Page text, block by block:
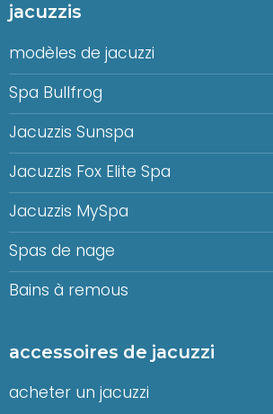
jacuzzis
modèles de jacuzzi
Spa Bullfrog
Jacuzzis Sunspa
Jacuzzis Fox Elite Spa
Jacuzzis MySpa
Spas de nage
Bains à remous
accessoires de jacuzzi
acheter un jacuzzi